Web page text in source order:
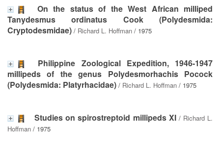
On the status of the West African milliped
Tanydesmus ordinatus Cook (Polydesmida:
Cryptodesmidae) / Richard L. Hoffman / 1975
Philippine Zoological Expedition, 1946-1947
millipeds of the genus Polydesmorhachis Pocock
(Polydesmida: Platyrhacidae) / Richard L. Hoffman / 1975
Studies on spirostreptoid millipeds XI/ Richard L.
Hoffman / 1975